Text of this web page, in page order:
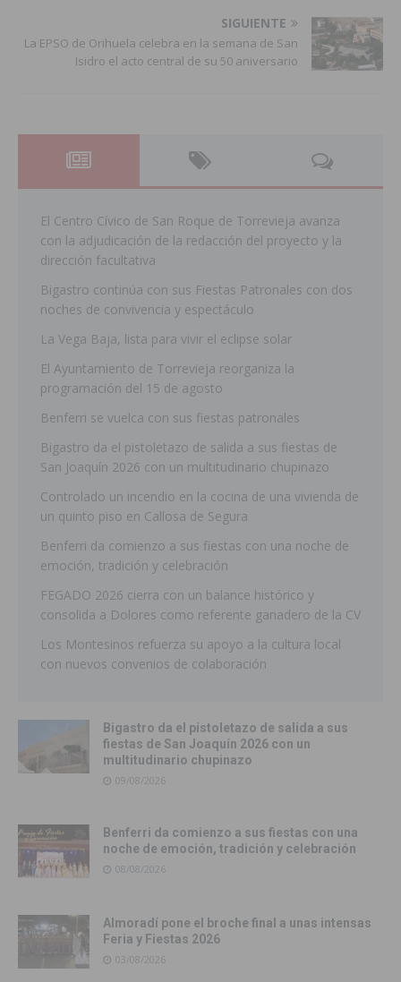
SIGUIENTE
La EPSO de Orihuela celebra en la semana de San
Isidro el acto central de su 50 aniversario
El Centro Cívico de San Roque de Torrevieja avanza
con la adjudicación de la redacción del proyecto y la
dirección facultativa
Bigastro continúa con sus Fiestas Patronales con dos
noches de convivencia y espectáculo
La Vega Baja, lista para vivir el eclipse solar
El Ayuntamiento de Torrevieja reorganiza la
programación del 15 de agosto
Benferri se vuelca con sus fiestas patronales
Bigastro da el pistoletazo de salida a sus fiestas de
San Joaquín 2026 con un multitudinario chupinazo
Controlado un incendio en la cocina de una vivienda de
un quinto piso en Callosa de Segura
Benferri da comienzo a sus fiestas con una noche de
emoción, tradición y celebración
FEGADO 2026 cierra con un balance histórico y
consolida a Dolores como referente ganadero de la CV
Los Montesinos refuerza su apoyo a la cultura local
con nuevos convenios de colaboración
Bigastro da el pistoletazo de salida a sus
fiestas de San Joaquín 2026 con un
multitudinario chupinazo
09/08/2026
Benferri da comienzo a sus fiestas con una
noche de emoción, tradición y celebración
08/08/2026
Almoradí pone el broche final a unas intensas
Feria y Fiestas 2026
03/08/2026